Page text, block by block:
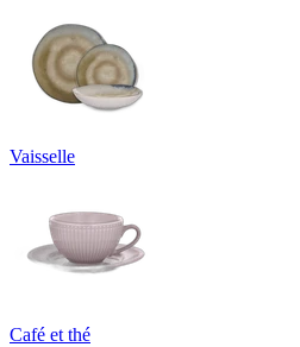
Vaisselle
Café et thé